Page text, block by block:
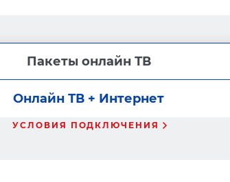
Пакеты онлайн ТВ
Онлайн ТВ + Интернет
УСЛОВИЯ ПОДКЛЮЧЕНИЯ